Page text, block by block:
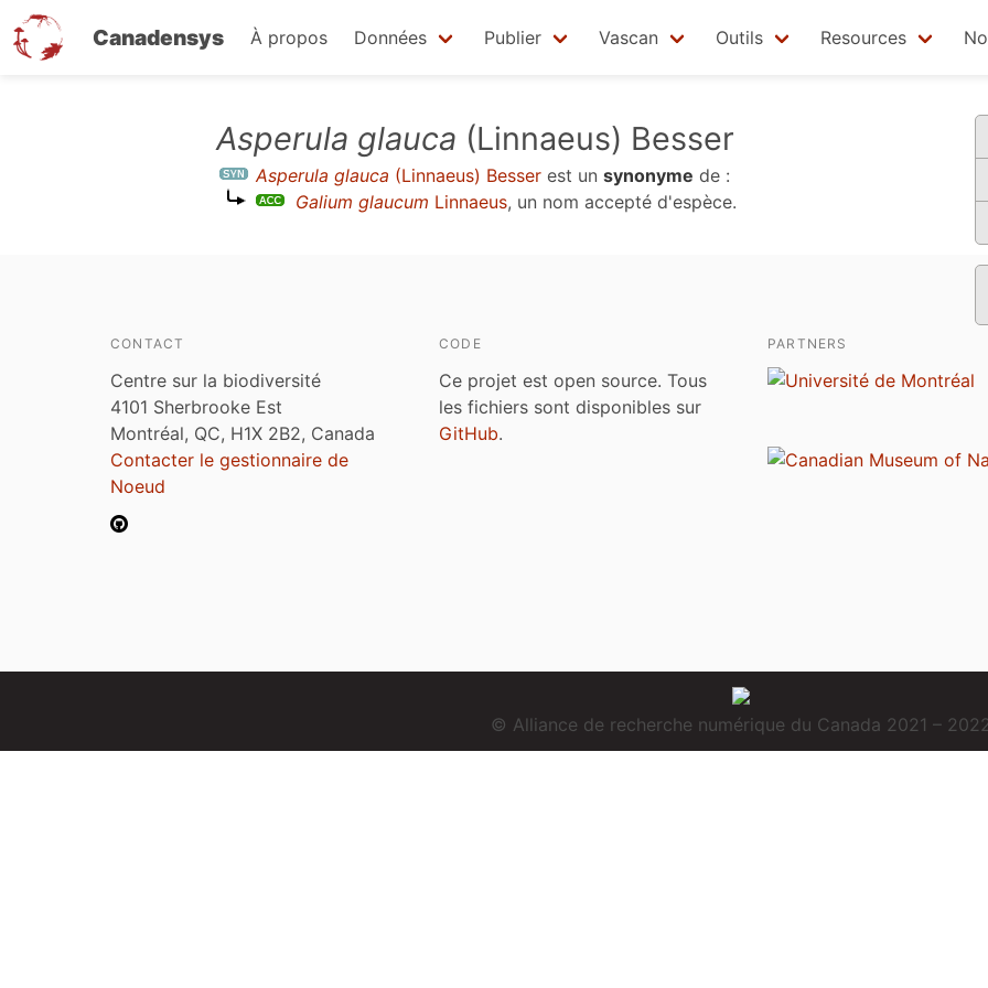
Canadensys À propos Données Publier Vascan Outils Resources
Asperula glauca (Linnaeus) Besser
Asperula glauca (Linnaeus) Besser est un synonyme de :
Galium glaucum Linnaeus, un nom accepté d'espèce.
CONTACT
Centre sur la biodiversité
4101 Sherbrooke Est
Montréal, QC, H1X 2B2, Canada
Contacter le gestionnaire de
Noeud
CODE
Ce projet est open source. Tous
les fichiers sont disponibles sur
GitHub.
PARTNERS
© Alliance de recherche numérique du Canada 2021 –